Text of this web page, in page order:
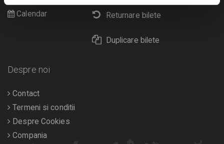
Returnare bilete
Duplicare bilete
Calendar
Despre noi
Contact
Termeni si conditii
Despre Cookies
Compania